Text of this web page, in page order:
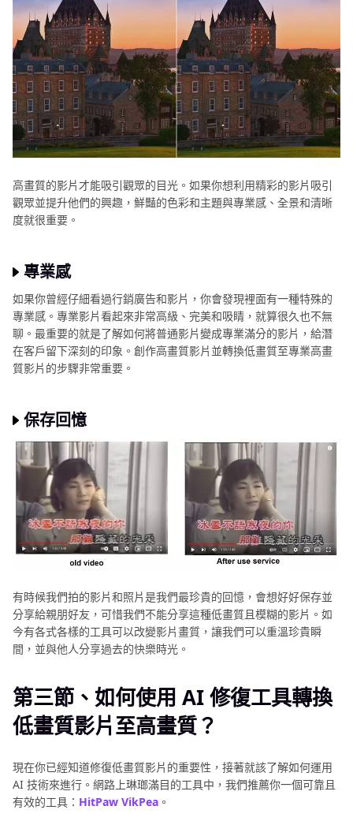
高畫質的影片才能吸引觀眾的目光。如果你想利用精彩的影片吸引
觀眾並提升他們的興趣，鮮豔的色彩和主題與專業感、全景和清晰
度就很重要。
專業感
如果你曾經仔細看過行銷廣告和影片，你會發現裡面有一種特殊的
專業感。專業影片看起來非常高級、完美和吸睛，就算很久也不無
聊。最重要的就是了解如何將普通影片變成專業滿分的影片，給潛
在客戶留下深刻的印象。創作高畫質影片並轉換低畫質至專業高畫
質影片的步驟非常重要。
保存回憶
有時候我們拍的影片和照片是我們最珍貴的回憶，會想好好保存並
分享給親朋好友，可惜我們不能分享這種低畫質且模糊的影片。如
今有各式各樣的工具可以改變影片畫質，讓我們可以重溫珍貴瞬
間，並與他人分享過去的快樂時光。
第三節、如何使用 AI 修復工具轉換
低畫質影片至高畫質？
現在你已經知道修復低畫質影片的重要性，接著就該了解如何運用
AI 技術來進行。網路上琳瑯滿目的工具中，我們推薦你一個可靠且
有效的工具： HitPaw VikPea 。